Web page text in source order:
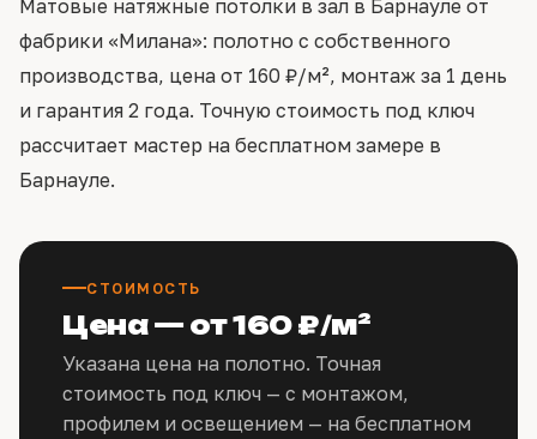
Матовые натяжные потолки в зал в Барнауле от
фабрики «Милана»: полотно с собственного
производства, цена от 160 ₽/м², монтаж за 1 день
и гарантия 2 года. Точную стоимость под ключ
рассчитает мастер на бесплатном замере в
Барнауле.
СТОИМОСТЬ
Цена — от 160 ₽/м²
Указана цена на полотно. Точная
стоимость под ключ — с монтажом,
профилем и освещением — на бесплатном